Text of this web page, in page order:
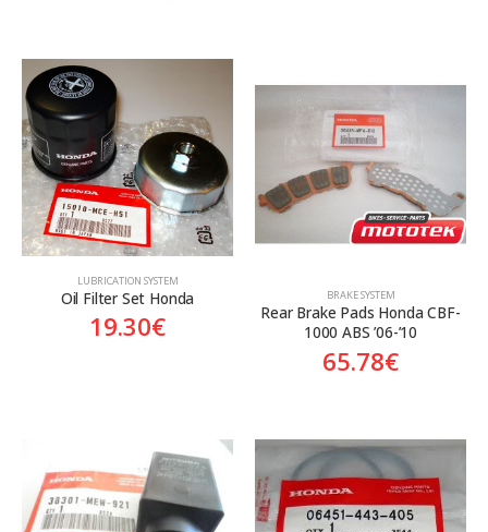
LUBRICATION SYSTEM
Oil Filter Set Honda
19.30€
BRAKE SYSTEM
Rear Brake Pads Honda CBF-
1000 ABS ’06-’10
65.78€